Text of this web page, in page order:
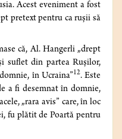
Acest eveniment a fost
pretext pentru ca rușii să
că, Al. Hangerli „drept
suflet din partea Rușilor,
în Ucraina”12. Este
a fi desemnat în domnie,
„rara avis” care, în loc
fu plătit de Poartă pentru